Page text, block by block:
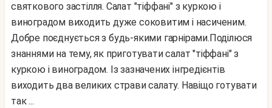
святкового застілля. Салат "тіффані" з куркою і
виноградом виходить дуже соковитим і насиченим.
Добре поєднується з будь-якими гарнірами.Поділюся
знаннями на тему, як приготувати салат "тіффані" з
куркою і виноградом. Із зазначених інгредієнтів
виходить два великих страви салату. Навіщо готувати
так ...